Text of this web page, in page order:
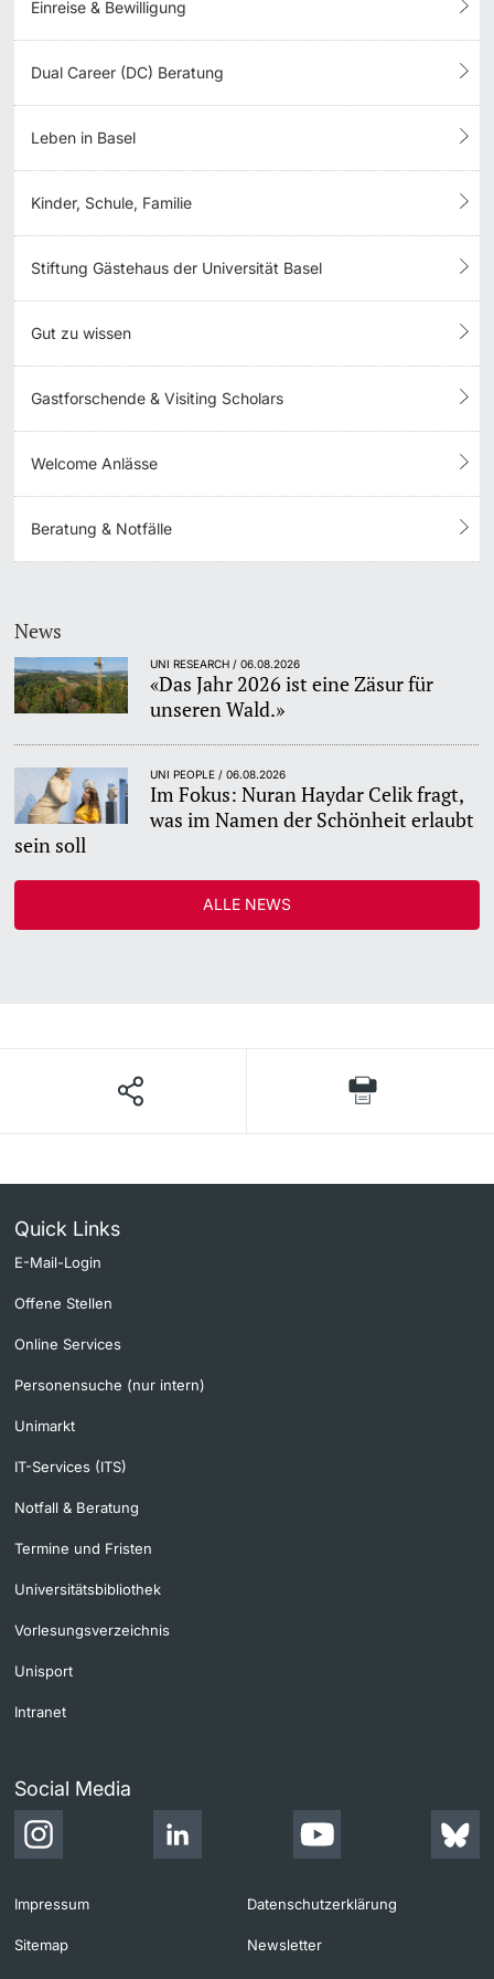
Dozierende
weitere Informationen
KI-Initiative
Notfall & Beratung
Einreise & Bewilligung
Dual Career (DC) Beratung
Leben in Basel
Kinder, Schule, Familie
Stiftung Gästehaus der Universität Basel
Gut zu wissen
Gastforschende & Visiting Scholars
Welcome Anlässe
Beratung & Notfälle
News
UNI RESEARCH / 06.08.2026
«Das Jahr 2026 ist eine Zäsur für
unseren Wald.»
UNI PEOPLE / 06.08.2026
Im Fokus: Nuran Haydar Celik fragt,
was im Namen der Schönheit erlaubt
sein soll
ALLE NEWS
Quick Links
E-Mail-Login
Offene Stellen
Online Services
Personensuche (nur intern)
Unimarkt
IT-Services (ITS)
Notfall & Beratung
Termine und Fristen
Universitätsbibliothek
Vorlesungsverzeichnis
Unisport
Intranet
Social Media
Impressum Datenschutzerklärung
Sitemap Newsletter